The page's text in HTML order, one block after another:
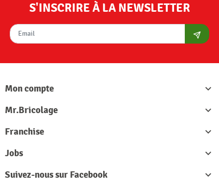
S'INSCRIRE À LA NEWSLETTER
Mon compte

Mr.Bricolage

Franchise

Jobs

Suivez-nous sur Facebook
